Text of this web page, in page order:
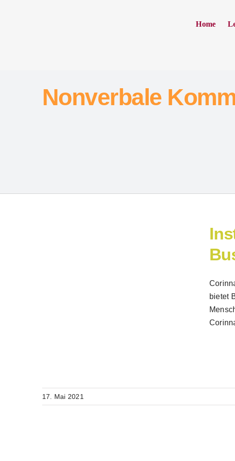
Home
Nonverbale
bietet
17. Mai 2021